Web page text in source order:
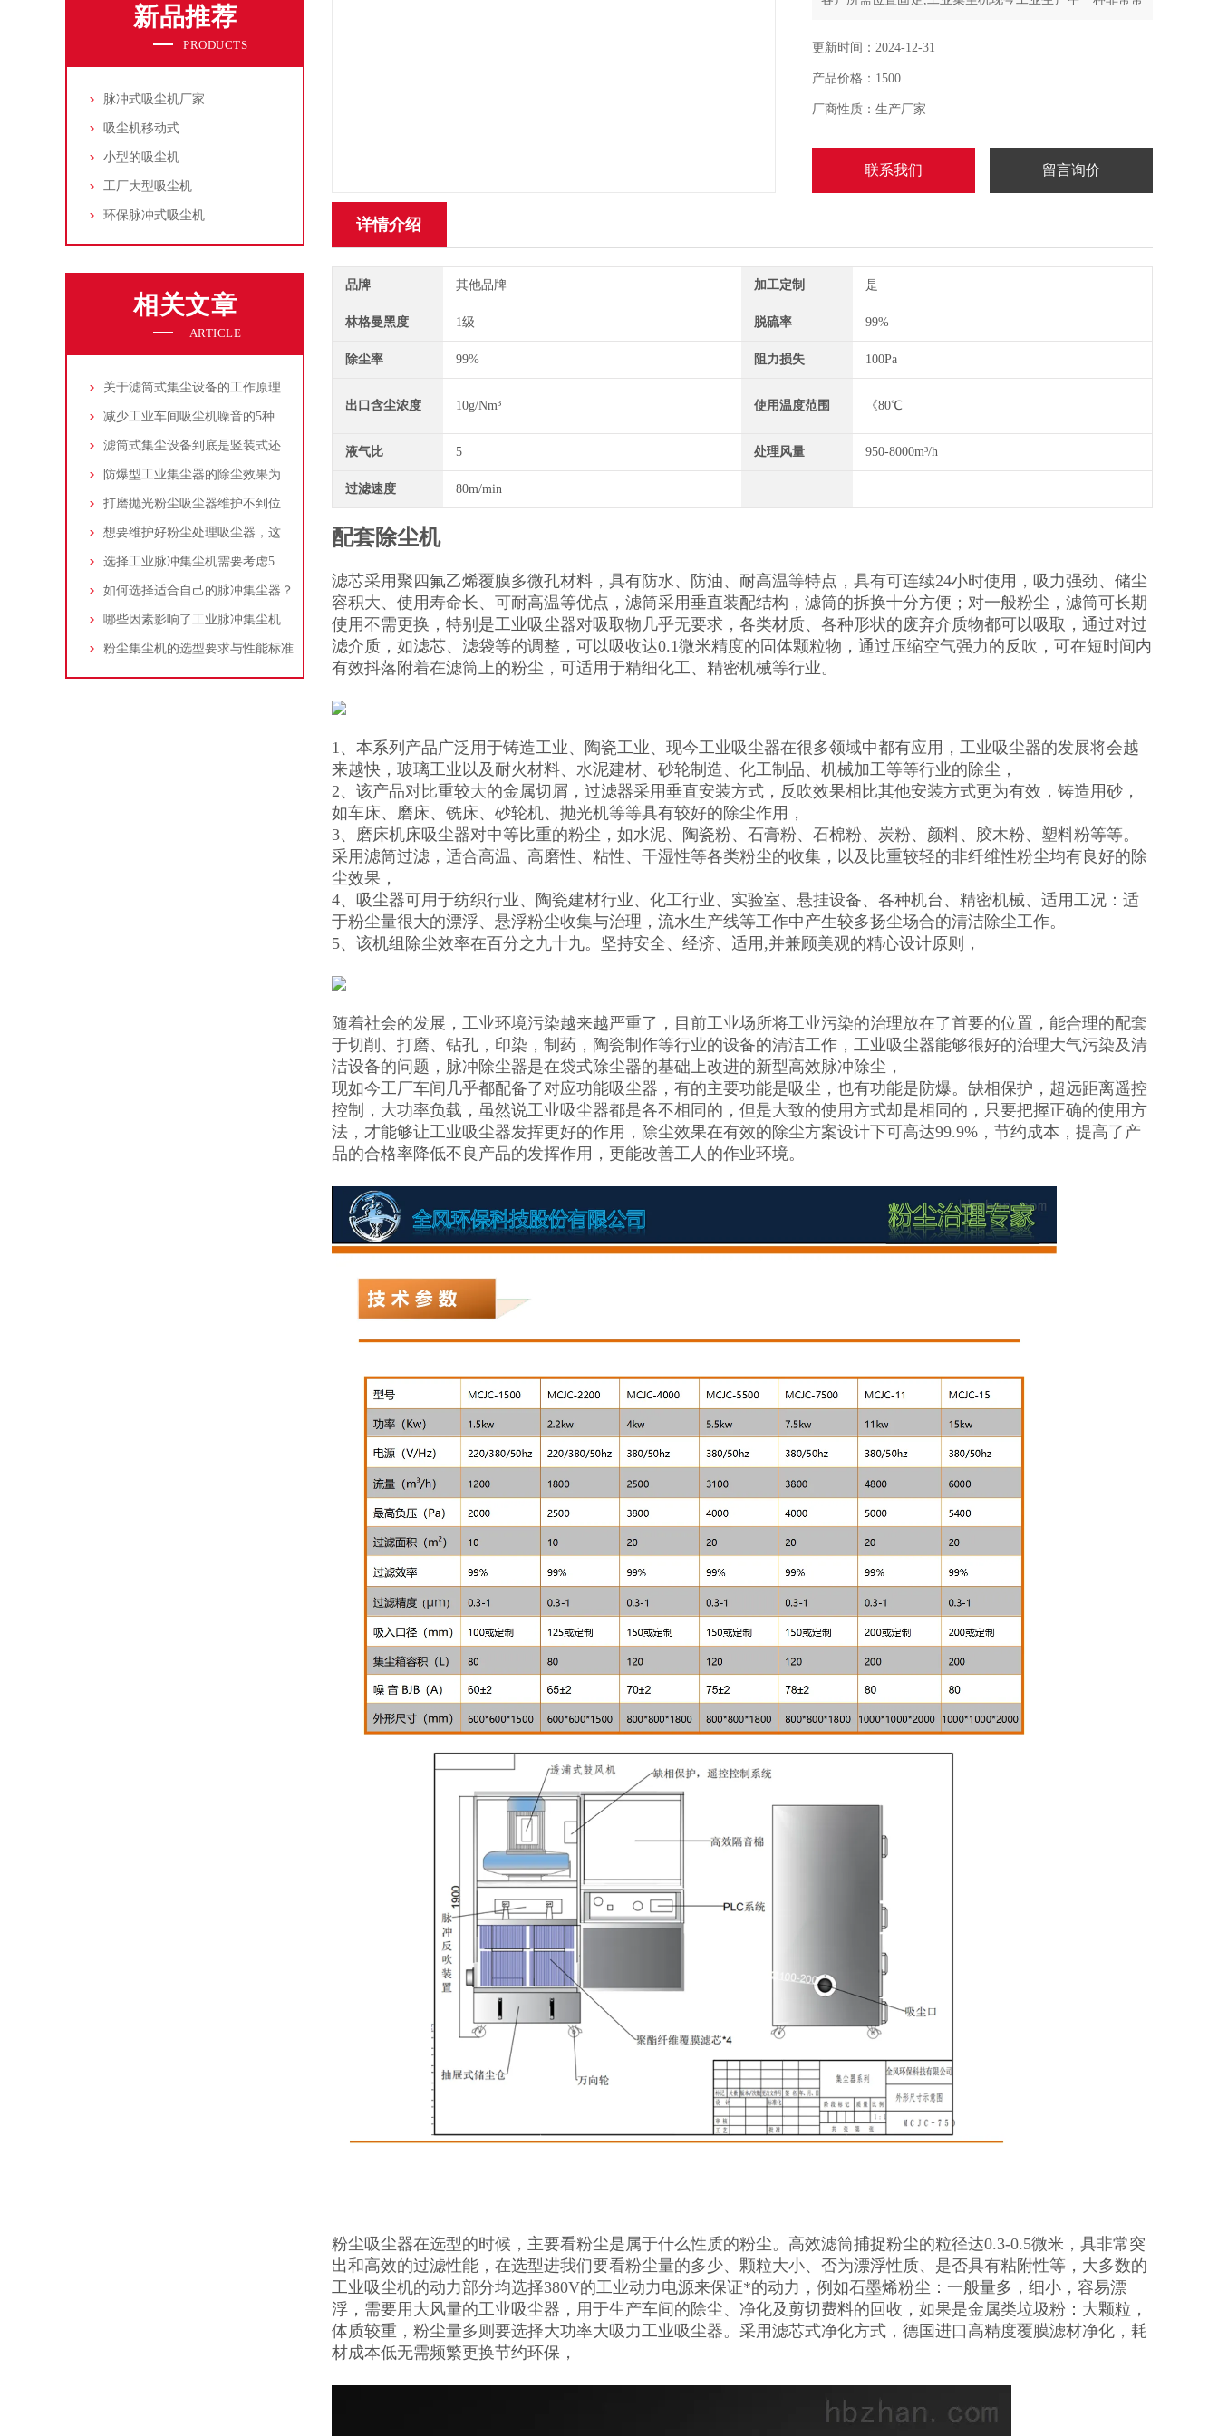
新品推荐
PRODUCTS
脉冲式吸尘机厂家
吸尘机移动式
小型的吸尘机
工厂大型吸尘机
环保脉冲式吸尘机
相关文章
ARTICLE
关于滤筒式集尘设备的工作原理及特点说明
减少工业车间吸尘机噪音的5种方法
滤筒式集尘设备到底是竖装式还是横装式？
防爆型工业集尘器的除尘效果为何不佳？
打磨抛光粉尘吸尘器维护不到位，那是你没有注意这些而已！
想要维护好粉尘处理吸尘器，这几个措施真的很重要！
选择工业脉冲集尘机需要考虑5大因素,你都了解吗?
如何选择适合自己的脉冲集尘器？
哪些因素影响了工业脉冲集尘机的使用寿命？
粉尘集尘机的选型要求与性能标准
的粉尘
更新时间：2024-12-31
产品价格：1500
厂商性质：生产厂家
联系我们 留言询价
详情介绍
品牌 其他品牌 加工定制 是
林格曼黑度 1级 脱硫率 99%
除尘率 99% 阻力损失 100Pa
出口含尘浓度 10g/Nm³ 使用温度范围 《80℃
液气比 5 处理风量 950-8000m³/h
过滤速度 80m/min
配套除尘机
滤芯采用聚四氟乙烯覆膜多微孔材料，具有防水、防油、耐高温等特点，具有可连续24小时使用，吸力强劲、储尘
容积大、使用寿命长、可耐高温等优点，滤筒采用垂直装配结构，滤筒的拆换十分方便；对一般粉尘，滤筒可长期
使用不需更换，特别是工业吸尘器对吸取物几乎无要求，各类材质、各种形状的废弃介质物都可以吸取，通过对过
滤介质，如滤芯、滤袋等的调整，可以吸收达0.1微米精度的固体颗粒物，通过压缩空气强力的反吹，可在短时间内
有效抖落附着在滤筒上的粉尘，可适用于精细化工、精密机械等行业。
1、本系列产品广泛用于铸造工业、陶瓷工业、现今工业吸尘器在很多领域中都有应用，工业吸尘器的发展将会越
来越快，玻璃工业以及耐火材料、水泥建材、砂轮制造、化工制品、机械加工等等行业的除尘，
2、该产品对比重较大的金属切屑，过滤器采用垂直安装方式，反吹效果相比其他安装方式更为有效，铸造用砂，
如车床、磨床、铣床、砂轮机、抛光机等等具有较好的除尘作用，
3、磨床机床吸尘器对中等比重的粉尘，如水泥、陶瓷粉、石膏粉、石棉粉、炭粉、颜料、胶木粉、塑料粉等等。
采用滤筒过滤，适合高温、高磨性、粘性、干湿性等各类粉尘的收集，以及比重较轻的非纤维性粉尘均有良好的除
尘效果，
4、吸尘器可用于纺织行业、陶瓷建材行业、化工行业、实验室、悬挂设备、各种机台、精密机械、适用工况：适
于粉尘量很大的漂浮、悬浮粉尘收集与治理，流水生产线等工作中产生较多扬尘场合的清洁除尘工作。
5、该机组除尘效率在百分之九十九。坚持安全、经济、适用,并兼顾美观的精心设计原则，
随着社会的发展，工业环境污染越来越严重了，目前工业场所将工业污染的治理放在了首要的位置，能合理的配套
于切削、打磨、钻孔，印染，制药，陶瓷制作等行业的设备的清洁工作，工业吸尘器能够很好的治理大气污染及清
洁设备的问题，脉冲除尘器是在袋式除尘器的基础上改进的新型高效脉冲除尘，
现如今工厂车间几乎都配备了对应功能吸尘器，有的主要功能是吸尘，也有功能是防爆。缺相保护，超远距离遥控
控制，大功率负载，虽然说工业吸尘器都是各不相同的，但是大致的使用方式却是相同的，只要把握正确的使用方
法，才能够让工业吸尘器发挥更好的作用，除尘效果在有效的除尘方案设计下可高达99.9%，节约成本，提高了产
品的合格率降低不良产品的发挥作用，更能改善工人的作业环境。
粉尘吸尘器在选型的时候，主要看粉尘是属于什么性质的粉尘。高效滤筒捕捉粉尘的粒径达0.3-0.5微米，具非常突
出和高效的过滤性能，在选型进我们要看粉尘量的多少、颗粒大小、否为漂浮性质、是否具有粘附性等，大多数的
工业吸尘机的动力部分均选择380V的工业动力电源来保证*的动力，例如石墨烯粉尘：一般量多，细小，容易漂
浮，需要用大风量的工业吸尘器，用于生产车间的除尘、净化及剪切费料的回收，如果是金属类垃圾粉：大颗粒，
体质较重，粉尘量多则要选择大功率大吸力工业吸尘器。采用滤芯式净化方式，德国进口高精度覆膜滤材净化，耗
材成本低无需频繁更换节约环保，